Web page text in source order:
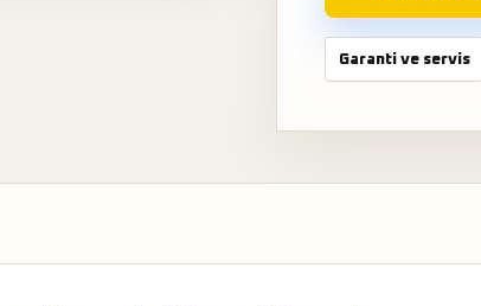
Garanti ve servis